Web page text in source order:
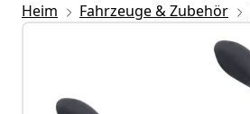
Heim Fahrzeuge & Zubehör